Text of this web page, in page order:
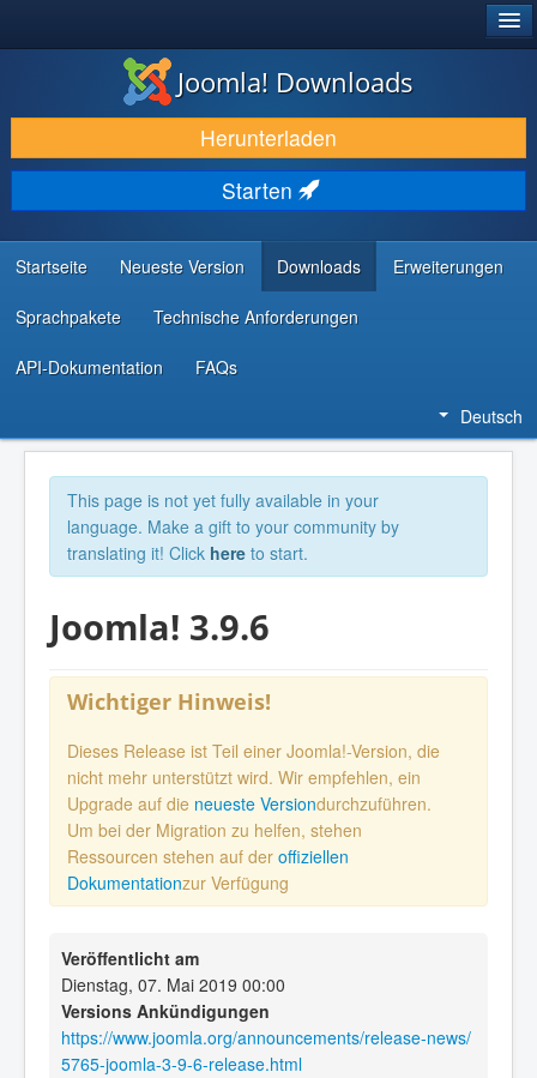
DOWNLOAD & ERWEITERN
ENTDECKEN & LERNEN
COMMUNITY & SUPPORT
RESSOURCEN FÜR ENTWICKLER
Joomla! Downloads
Herunterladen
Starten
Startseite Neueste Version Downloads Erweiterungen
Sprachpakete Technische Anforderungen
API-Dokumentation FAQs
Deutsch
This page is not yet fully available in your
language. Make a gift to your community by
translating it! Click here to start.
Joomla! 3.9.6
Wichtiger Hinweis!
Dieses Release ist Teil einer Joomla!-Version, die
nicht mehr unterstützt wird. Wir empfehlen, ein
Upgrade auf die neueste Versiondurchzuführen.
Um bei der Migration zu helfen, stehen
Ressourcen stehen auf der offiziellen
Dokumentationzur Verfügung
Veröffentlicht am
Dienstag, 07. Mai 2019 00:00
Versions Ankündigungen
https://www.joomla.org/announcements/release-news/
5765-joomla-3-9-6-release.html